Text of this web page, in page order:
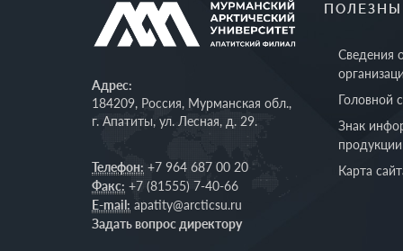
Адрес:
184209, Россия, Мурманская обл.,
г. Апатиты, ул. Лесная, д. 29.
Телефон: +7 964 687 00 20
Факс: +7 (81555) 7-40-66
E-mail: apatity@arcticsu.ru
Задать вопрос директору
Сведения
Головной
Знак
Карта